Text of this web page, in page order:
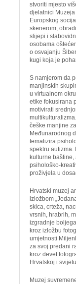
stvoriti mjesto
djelatnici
Europskog
skenerom,
slijepi i
osobama
o osvajanju
kugi koja je
S namjerom da
manjinskih
u virtualnom
etike fokusirana
motivirati
češke manjine
Međunarodnog
tematizira
spektru
kulturne
psihološko-
proživjela u
Hrvatski muzej
izložbom
skica, crteža,
vrsnih, hrabrih,
izgradnje
kroz izložbu
umjetnosti
za svoj predani
kroz devet
Hrvatskoj i
Muzej